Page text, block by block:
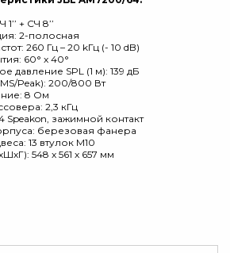
+ СЧ 8’’
2-полосная
260 Гц – 20 kГц (- 10 dB)
60° x 40°
SPL (1 м): 139 дБ
Peak): 200/800 Вт
8 Ом
2,3 кГц
зажимной контакт
березовая фанера
13 втулок M10
548 x 561 x 657 мм